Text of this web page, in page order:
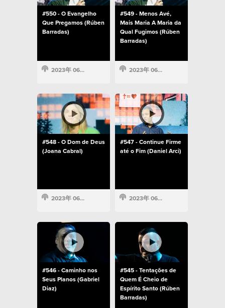
#550 - O Evangelho
Que Pregamos (Rúben
Barradas)
2023年 06月 12日
#549 - Menos Avé,
Mais Maria A Maria da
Qual Fugimos (Rúben
Barradas)
2023年 06月 12日
#548 - O Dom de Deus
(Joana Cabral)
2023年 06月 5日
#547 - Continue Firme
até o Fim (Daniel Arci)
2023年 06月 5日
#546 - Caminho nos
Seus Planos (Gabriel
Diaz)
#545 - Tentações de
Quem É Cheio de
Espírito Santo (Rúben
Barradas)